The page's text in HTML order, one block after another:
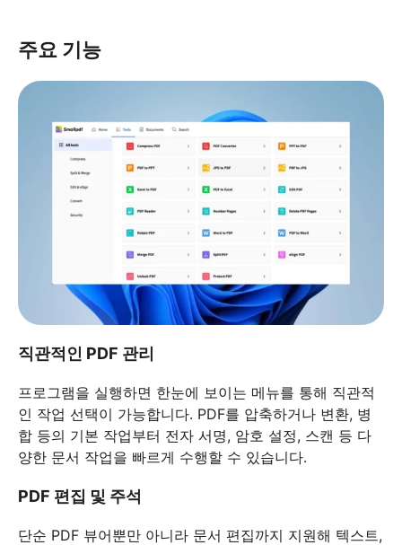
주요 기능
직관적인 PDF 관리
프로그램을 실행하면 한눈에 보이는 메뉴를 통해 직관적
인 작업 선택이 가능합니다. PDF를 압축하거나 변환, 병
합 등의 기본 작업부터 전자 서명, 암호 설정, 스캔 등 다
양한 문서 작업을 빠르게 수행할 수 있습니다.
PDF 편집 및 주석
단순 PDF 뷰어뿐만 아니라 문서 편집까지 지원해 텍스트,